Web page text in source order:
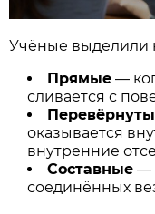
Учёные выделили
Прямые —
сливается с
оказывается
внутренние
Составные —
соединённых